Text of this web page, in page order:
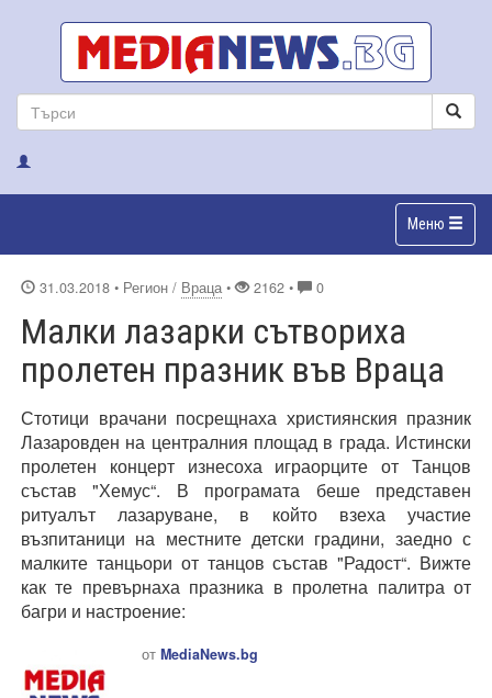
Меню
31.03.2018 • Регион / Враца • 2162 • 0
Малки лазарки сътвориха
пролетен празник във Враца
Стотици врачани посрещнаха християнския празник
Лазаровден на централния площад в града. Истински
пролетен концерт изнесоха играорците от Танцов
състав "Хемус“. В програмата беше представен
ритуалът лазаруване, в който взеха участие
възпитаници на местните детски градини, заедно с
малките танцьори от танцов състав "Радост“. Вижте
как те превърнаха празника в пролетна палитра от
багри и настроение:
от MediaNews.bg